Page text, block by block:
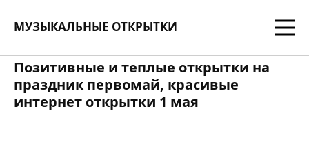
МУЗЫКАЛЬНЫЕ ОТКРЫТКИ
Позитивные и теплые открытки на
праздник первомай, красивые
интернет открытки 1 мая